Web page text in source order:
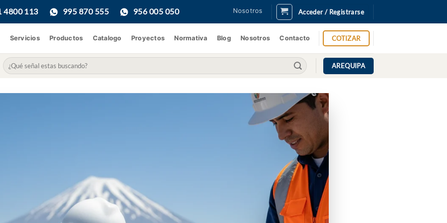
4800 113 995 870 555 956 005 050 Nosotros Acceder / Registrarse
Servicios Productos Catalogo Proyectos Normativa Blog Nosotros Contacto COTIZAR
Buscar
por:
AREQUIPA